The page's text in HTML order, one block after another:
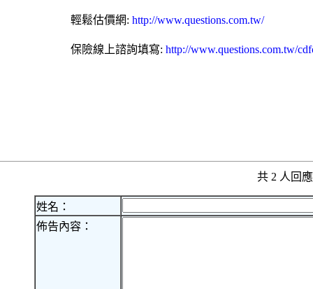
輕鬆估價網: http://www.questions.com.tw/
保險線上諮詢填寫: http://www.questions.com.tw/
共 2 人回
姓名：
佈告內容：